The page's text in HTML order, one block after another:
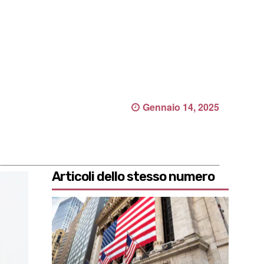
Gennaio 14, 2025
Articoli dello stesso numero